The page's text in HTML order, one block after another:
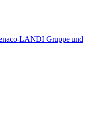
LANDI Gruppe und